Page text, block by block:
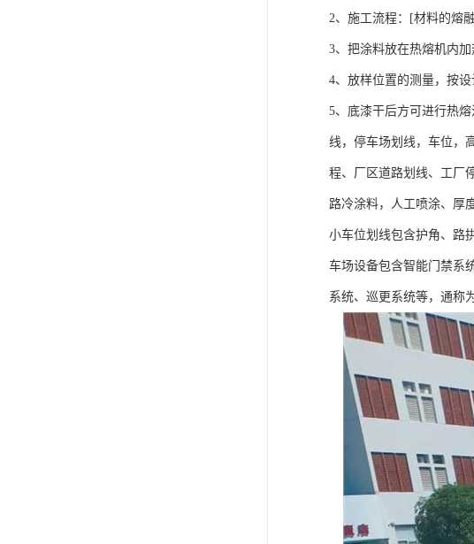
2、施工流程：[材料的熔
3、把涂料放在热熔机内
4、放样位置的测量，按
5、底漆干后方可进行热
线，停车场划线，车位，
程、厂区道路划线、工厂
路冷涂料，人工喷涂、厚
小车位划线包含护角、路
车场设备包含智能门禁系
系统、巡更系统等，通称